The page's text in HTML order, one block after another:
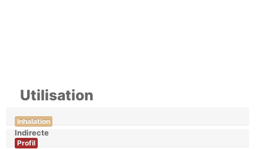
Utilisation
Inhalation
Indirecte
Profil